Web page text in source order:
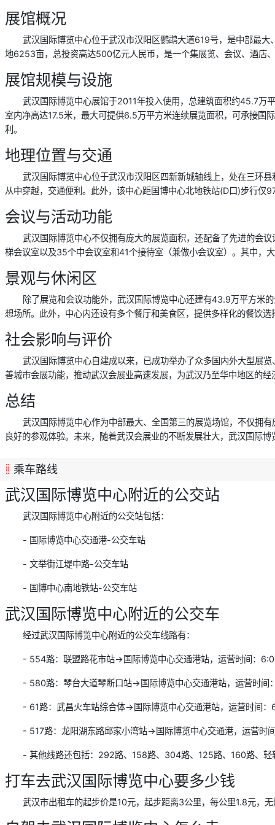
展馆概况
武汉国际博览中心位于武汉市汉阳区鹦鹉大道619号，是中部最
地6253亩，总投资高达500亿元人民币，是一个集展览、会议、酒店
展馆规模与设施
武汉国际博览中心展馆于2011年投入使用，总建筑面积约45.7万
室内净高达17.5米，最大可提供6.5万平方米连续展览面积，可承接国
利。
地理位置与交通
武汉国际博览中心位于武汉市汉阳区四新新城轴线上，处在三环
从中穿越，交通便利。此外，该中心距国博中心北地铁站(D口)步行仅
会议与活动功能
武汉国际博览中心不仅拥有庞大的展览面积，还配备了先进的会
梯会议室以及35个中会议室和41个接待室（兼做小会议室）。其中，
景观与休闲区
除了展览和会议功能外，武汉国际博览中心还建有43.9万平方米
想场所。此外，中心内还设有多个餐厅和美食区，提供多样化的餐饮
社会影响与评价
武汉国际博览中心自建成以来，已成功举办了众多国内外大型展
善城市会展功能，推动武汉会展业高速发展，为武汉乃至华中地区的
总结
武汉国际博览中心作为中部最大、全国第三的展览场馆，不仅拥
良好的参观体验。未来，随着武汉会展业的不断发展壮大，武汉国际
乘车路线
武汉国际博览中心附近的公交站
武汉国际博览中心附近的公交站包括：
- 国际博览中心交通港-公交车站
- 文举街江堤中路-公交车站
- 国博中心南地铁站-公交车站
武汉国际博览中心附近的公交车
经过武汉国际博览中心附近的公交车线路有：
- 554路：联盟路花市站→国际博览中心交通港站，运营时间：
- 580路：琴台大道琴断口站→国际博览中心交通港站，运营时
- 61路：武昌火车站综合体→国际博览中心交通港站，运营时
- 517路：龙阳湖东路邱家小湾站→国际博览中心交通港，运营
- 其他线路还包括：292路、158路、304路、125路、160路、轻
打车去武汉国际博览中心要多少钱
武汉市出租车的起步价是10元，起步距离3公里，每公里1.8元，